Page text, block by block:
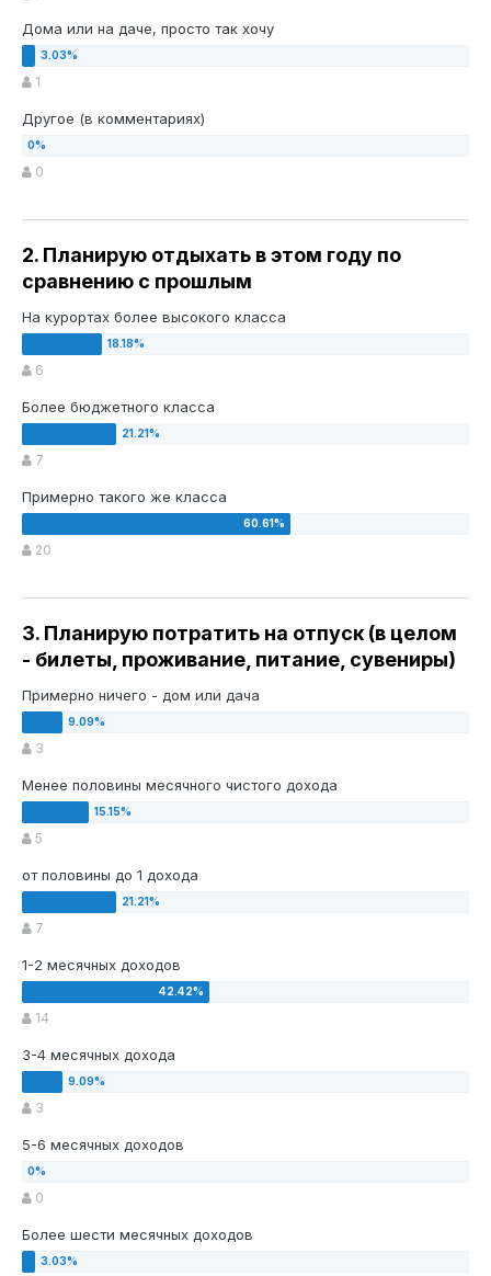
Дома или на даче, просто так хочу
1
Другое (в комментариях)
0
2. Планирую отдыхать в этом году по
сравнению с прошлым
На курортах более высокого класса
6
Более бюджетного класса
7
Примерно такого же класса
20
3. Планирую потратить на отпуск (в целом
- билеты, проживание, питание, сувениры)
Примерно ничего - дом или дача
3
Менее половины месячного чистого дохода
5
от половины до 1 дохода
7
1-2 месячных доходов
14
3-4 месячных дохода
3
5-6 месячных доходов
0
Более шести месячных доходов